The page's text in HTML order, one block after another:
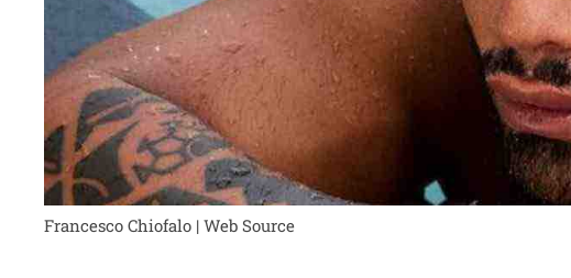
Francesco Chiofalo | Web Source